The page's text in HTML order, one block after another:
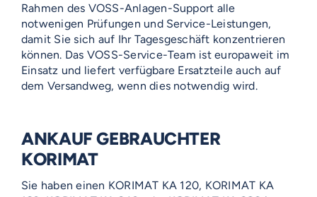
Rahmen des VOSS-Anlagen-Support alle
notwenigen Prüfungen und Service-Leistungen,
damit Sie sich auf Ihr Tagesgeschäft konzentrieren
können. Das VOSS-Service-Team ist europaweit im
Einsatz und liefert verfügbare Ersatzteile auch auf
dem Versandweg, wenn dies notwendig wird.
ANKAUF GEBRAUCHTER
KORIMAT
Sie haben einen KORIMAT KA 120, KORIMAT KA